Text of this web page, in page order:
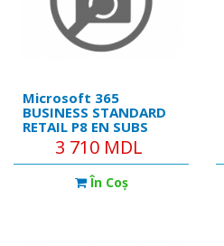
Microsoft 365
BUSINESS STANDARD
RETAIL P8 EN SUBS
Ежегодная подписка.
*В состав подписки
входят актуальные и
классические
3 710 MDL
În Coş